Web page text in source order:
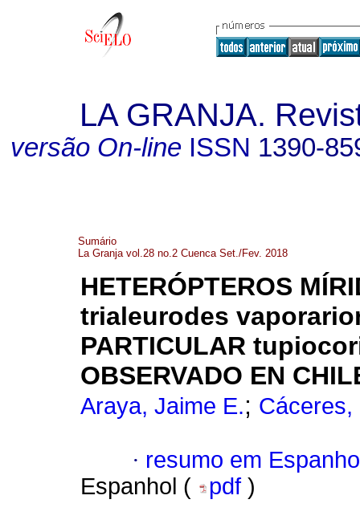
LA GRANJA.
versão On-line ISSN 1390-
Sumário
La Granja vol.28 no.2 Cuenca Set./Fev. 2018
HETERÓPTEROS
trialeurodes
PARTICULAR
OBSERVADO EN
Araya, Jaime E.; Cáceres,
· resumo em
Espanhol (
pdf )